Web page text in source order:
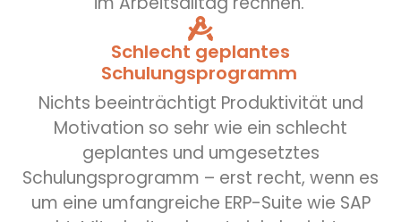
Schlecht geplantes
Schulungsprogramm
Nichts beeinträchtigt Produktivität und
Motivation so sehr wie ein schlecht
geplantes und umgesetztes
Schulungsprogramm – erst recht, wenn es
um eine umfangreiche ERP-Suite wie SAP